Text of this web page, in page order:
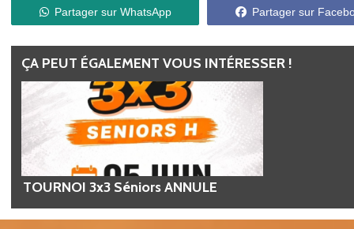
Partager sur WhatsApp Partager sur
ÇA PEUT ÉGALEMENT VOUS INTÉRESSER !
TOURNOI 3x3 Séniors ANNULE